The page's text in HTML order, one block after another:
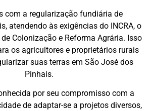
com a regularização fundiária de
atendendo às exigências do INCRA, o
Colonização e Reforma Agrária. Isso
os agricultores e proprietários rurais
suas terras em São José dos
Pinhais.
por seu compromisso com a
de adaptar-se a projetos diversos,